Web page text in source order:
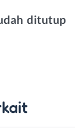
ditutup